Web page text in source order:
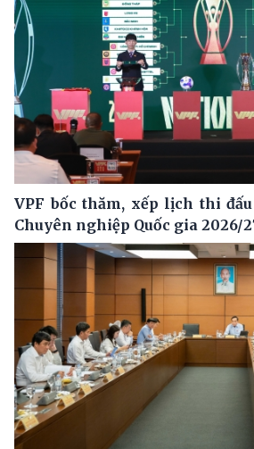
VPF bốc thăm, xếp lịch thi
Chuyên nghiệp Quốc gia 2026/